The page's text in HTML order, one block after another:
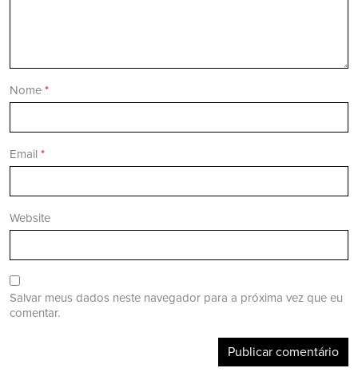
Nome *
Email *
Website
Salvar meus dados neste navegador para a próxima vez que eu
comentar.